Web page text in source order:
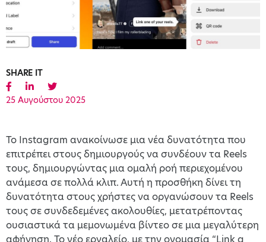
SHARE IT
25 Αυγούστου 2025
Το Instagram ανακοίνωσε μια νέα δυνατότητα που
επιτρέπει στους δημιουργούς να συνδέουν τα Reels
τους, δημιουργώντας μια ομαλή ροή περιεχομένου
ανάμεσα σε πολλά κλιπ. Αυτή η προσθήκη δίνει τη
δυνατότητα στους χρήστες να οργανώσουν τα Reels
τους σε συνδεδεμένες ακολουθίες, μετατρέποντας
ουσιαστικά τα μεμονωμένα βίντεο σε μια μεγαλύτερη
αφήγηση. Το νέο εργαλείο, με την ονομασία “Link a